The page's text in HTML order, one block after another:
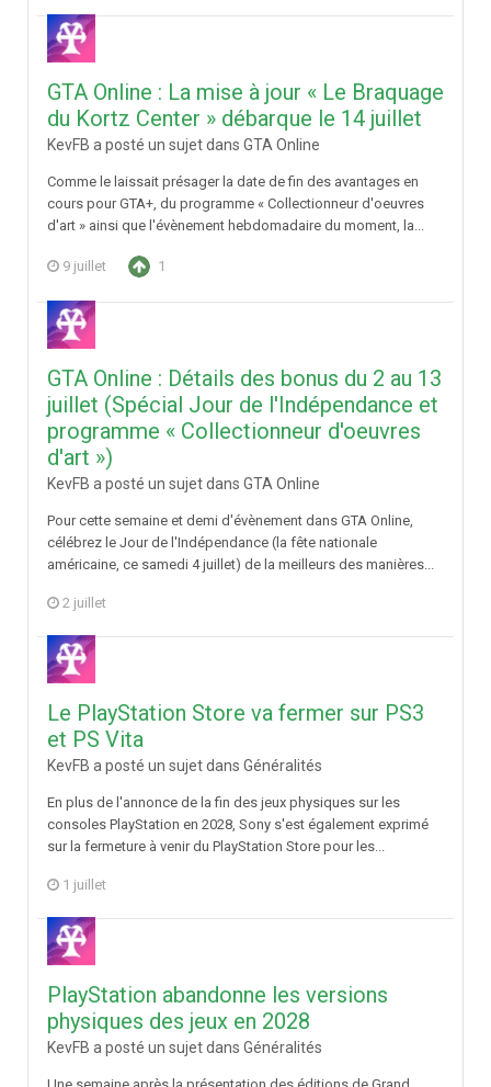
GTA Online : La mise à jour « Le Braquage
du Kortz Center » débarque le 14 juillet
KevFB a posté un sujet dans GTA Online
Comme le laissait présager la date de fin des avantages en
cours pour GTA+, du programme « Collectionneur d'oeuvres
d'art » ainsi que l'évènement hebdomadaire du moment, la...
9 juillet 1
GTA Online : Détails des bonus du 2 au 13
juillet (Spécial Jour de l'Indépendance et
programme « Collectionneur d'oeuvres
d'art »)
KevFB a posté un sujet dans GTA Online
Pour cette semaine et demi d'évènement dans GTA Online,
célébrez le Jour de l'Indépendance (la fête nationale
américaine, ce samedi 4 juillet) de la meilleurs des manières...
2 juillet
Le PlayStation Store va fermer sur PS3
et PS Vita
KevFB a posté un sujet dans Généralités
En plus de l'annonce de la fin des jeux physiques sur les
consoles PlayStation en 2028, Sony s'est également exprimé
sur la fermeture à venir du PlayStation Store pour les...
1 juillet
PlayStation abandonne les versions
physiques des jeux en 2028
KevFB a posté un sujet dans Généralités